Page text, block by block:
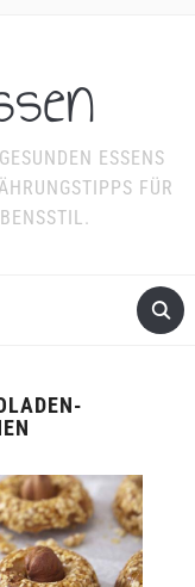
ESSENS
FÜR